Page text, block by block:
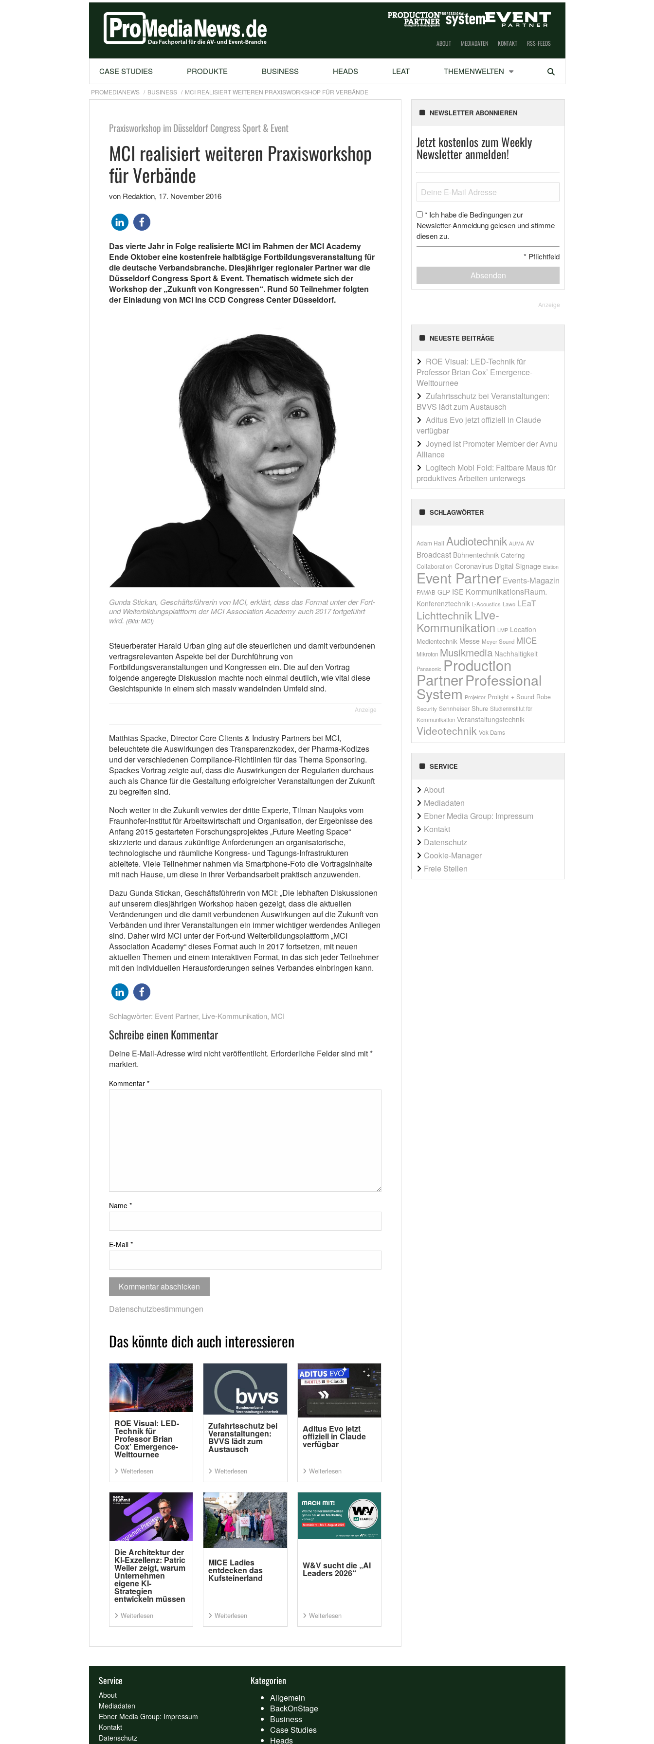
ABOUT MEDIADATEN KONTAKT RSS-FEEDS
CASE STUDIES PRODUKTE BUSINESS HEADS LEAT THEMENWELTEN Suchen
PROMEDIANEWS BUSINESS MCI REALISIERT WEITEREN PRAXISWORKSHOP FÜR VERBÄNDE
Praxisworkshop im Düsseldorf Congress Sport & Event
MCI realisiert weiteren Praxisworkshop
für Verbände
von Redaktion, 17. November 2016
Das vierte Jahr in Folge realisierte MCI im Rahmen der MCI Academy
Ende Oktober eine kostenfreie halbtägige Fortbildungsveranstaltung für
die deutsche Verbandsbranche. Diesjähriger regionaler Partner war die
Düsseldorf Congress Sport & Event. Thematisch widmete sich der
Workshop der „Zukunft von Kongressen“. Rund 50 Teilnehmer folgten
der Einladung von MCI ins CCD Congress Center Düsseldorf.
Gunda Stickan, Geschäftsführerin von MCI, erklärt, dass das Format unter der Fort-
und Weiterbildungsplattform der MCI Association Academy auch 2017 fortgeführt
wird. (Bild: MCI)
Steuerberater Harald Urban ging auf die steuerlichen und damit verbundenen
vertragsrelevanten Aspekte bei der Durchführung von
Fortbildungsveranstaltungen und Kongressen ein. Die auf den Vortrag
folgende angeregte Diskussion machte noch einmal deutlich, wie vital diese
Gesichtspunkte in einem sich massiv wandelnden Umfeld sind.
Anzeige
Matthias Spacke, Director Core Clients & Industry Partners bei MCI,
beleuchtete die Auswirkungen des Transparenzkodex, der Pharma-Kodizes
und der verschiedenen Compliance-Richtlinien für das Thema Sponsoring.
Spackes Vortrag zeigte auf, dass die Auswirkungen der Regularien durchaus
auch als Chance für die Gestaltung erfolgreicher Veranstaltungen der Zukunft
zu begreifen sind.
Noch weiter in die Zukunft verwies der dritte Experte, Tilman Naujoks vom
Fraunhofer-Institut für Arbeitswirtschaft und Organisation, der Ergebnisse des
Anfang 2015 gestarteten Forschungsprojektes „Future Meeting Space“
skizzierte und daraus zukünftige Anforderungen an organisatorische,
technologische und räumliche Kongress- und Tagungs-Infrastrukturen
ableitete. Viele Teilnehmer nahmen via Smartphone-Foto die Vortragsinhalte
mit nach Hause, um diese in ihrer Verbandsarbeit praktisch anzuwenden.
Dazu Gunda Stickan, Geschäftsführerin von MCI: „Die lebhaften Diskussionen
auf unserem diesjährigen Workshop haben gezeigt, dass die aktuellen
Veränderungen und die damit verbundenen Auswirkungen auf die Zukunft von
Verbänden und ihrer Veranstaltungen ein immer wichtiger werdendes Anliegen
sind. Daher wird MCI unter der Fort-und Weiterbildungsplattform „MCI
Association Academy“ dieses Format auch in 2017 fortsetzen, mit neuen
aktuellen Themen und einem interaktiven Format, in das sich jeder Teilnehmer
mit den individuellen Herausforderungen seines Verbandes einbringen kann.
Schlagwörter: Event Partner, Live-Kommunikation, MCI
Schreibe einen Kommentar
Deine E-Mail-Adresse wird nicht veröffentlicht. Erforderliche Felder sind mit*
markiert.
Kommentar *
Name *
E-Mail *
Datenschutzbestimmungen
Das könnte dich auch interessieren
ROE Visual: LED-
Technik für
Professor Brian
Cox’ Emergence-
Welttournee
Weiterlesen
Zufahrtsschutz bei
Veranstaltungen:
BVVS lädt zum
Austausch
Weiterlesen
Aditus Evo jetzt
offiziell in Claude
verfügbar
Weiterlesen
Die Architektur der
KI-Exzellenz: Patric
Weiler zeigt, warum
Unternehmen
eigene KI-
Strategien
entwickeln müssen
Weiterlesen
MICE Ladies
entdecken das
Kufsteinerland
Weiterlesen
W&V sucht die „AI
Leaders 2026“
Weiterlesen
NEWSLETTER ABONNIEREN
Jetzt kostenlos zum Weekly
Newsletter anmelden!
* Ich habe die Bedingungen zur
Newsletter-Anmeldung gelesen und stimme
diesen zu.
* Pflichtfeld
Absenden
Anzeige
NEUESTE BEITRÄGE
ROE Visual: LED-Technik für
Professor Brian Cox’ Emergence-
Welttournee
Zufahrtsschutz bei Veranstaltungen:
BVVS lädt zum Austausch
Aditus Evo jetzt offiziell in Claude
verfügbar
Joyned ist Promoter Member der Avnu
Alliance
Logitech Mobi Fold: Faltbare Maus für
produktives Arbeiten unterwegs
SCHLAGWÖRTER
Adam Hall Audiotechnik AUMA AV
Broadcast Bühnentechnik Catering
Collaboration Coronavirus Digital Signage Elation
Event Partner Events-Magazin
FAMAB GLP ISE KommunikationsRaum.
Konferenztechnik L-Acoustics Lawo LEaT
Lichttechnik Live-
Kommunikation LMP Location
Medientechnik Messe Meyer Sound MICE
Mikrofon Musikmedia Nachhaltigkeit
Panasonic Production
PartnerProfessional
System Projektor Prolight + Sound Robe
Security Sennheiser Shure Studieninstitut für
Kommunikation Veranstaltungstechnik
Videotechnik Vok Dams
SERVICE
About
Mediadaten
Ebner Media Group: Impressum
Kontakt
Datenschutz
Cookie-Manager
Freie Stellen
Service
About
Mediadaten
Ebner Media Group: Impressum
Kontakt
Datenschutz
Kategorien
Allgemein
BackOnStage
Business
Case Studies
Heads